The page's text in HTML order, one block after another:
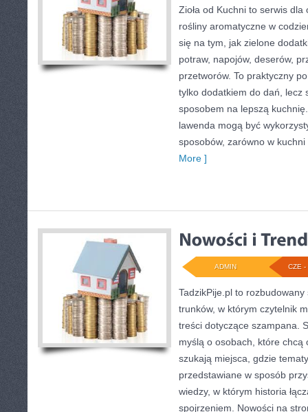
Zioła od Kuchni to serwis
rośliny aromatyczne w
się na tym, jak zielone
potraw, napojów, deserów,
przetworów. To praktyczny
tylko dodatkiem do dań, lecz
sposobem na lepszą
lawenda mogą być
sposobów, zarówno w
More ]
CZE -
ADMIN
TadzikPije.pl to
trunków, w którym czytelnik
treści dotyczące szampana.
myślą o osobach, które chcą
szukają miejsca, gdzie
przedstawiane w sposób
wiedzy, w którym historia
spojrzeniem. Nowości na